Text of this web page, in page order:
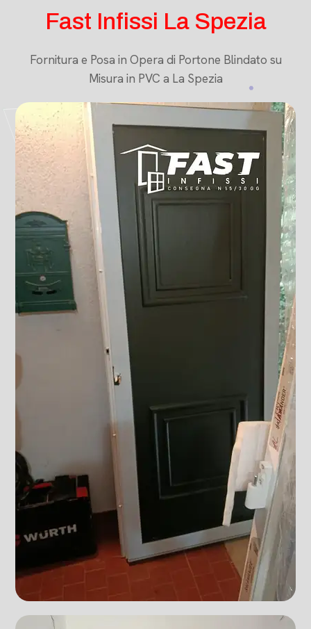
Fast Infissi La Spezia
Fornitura e Posa in Opera di Portone Blindato su
Misura in PVC a La Spezia